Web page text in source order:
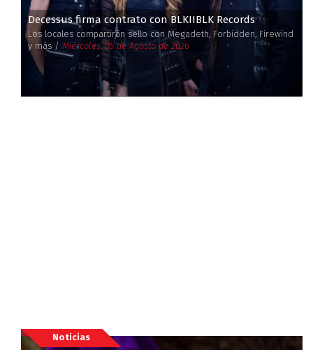
Decessus firma contrato con BLKIIBLK Records
Los locales compartirán sello con Megadeth, Forbidden, Firewind
y más / Miércoles, 05 de Agosto de 2026
Noticias